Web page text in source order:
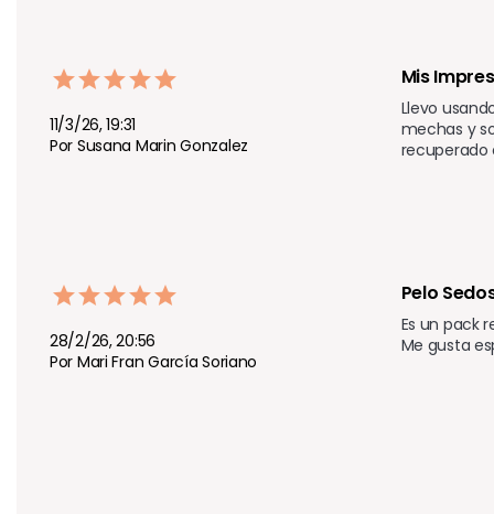
11/3/26, 19:31
Por Susana Marin Gonzalez
Mis
Llevo
mechas y
recuperado
28/2/26, 20:56
Por Mari Fran García Soriano
Pelo
Es un pack
Me gusta